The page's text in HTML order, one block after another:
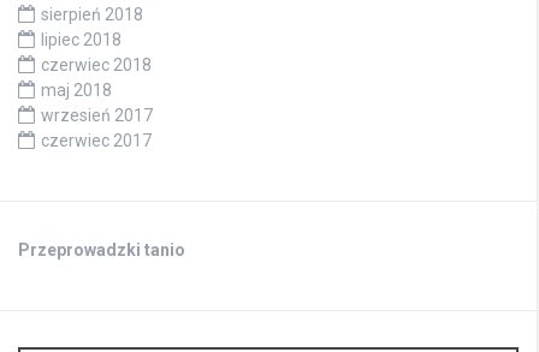
sierpień 2018
lipiec 2018
czerwiec 2018
maj 2018
wrzesień 2017
czerwiec 2017
Przeprowadzki tanio